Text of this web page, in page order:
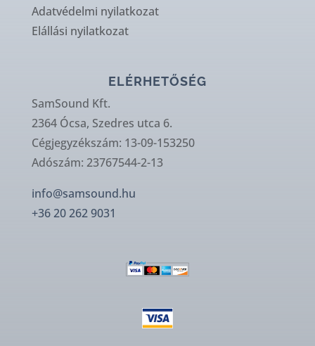
Adatvédelmi nyilatkozat
Elállási nyilatkozat
ELÉRHETŐSÉG
SamSound Kft.
2364 Ócsa, Szedres utca 6.
Cégjegyzékszám: 13-09-153250
Adószám: 23767544-2-13
info@samsound.hu
+36 20 262 9031